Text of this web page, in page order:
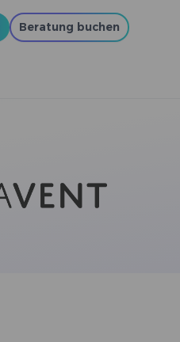
Beratung buchen